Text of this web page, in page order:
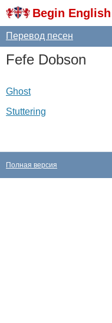
Begin English
Перевод песен
Fefe Dobson
Ghost
Stuttering
Полная версия